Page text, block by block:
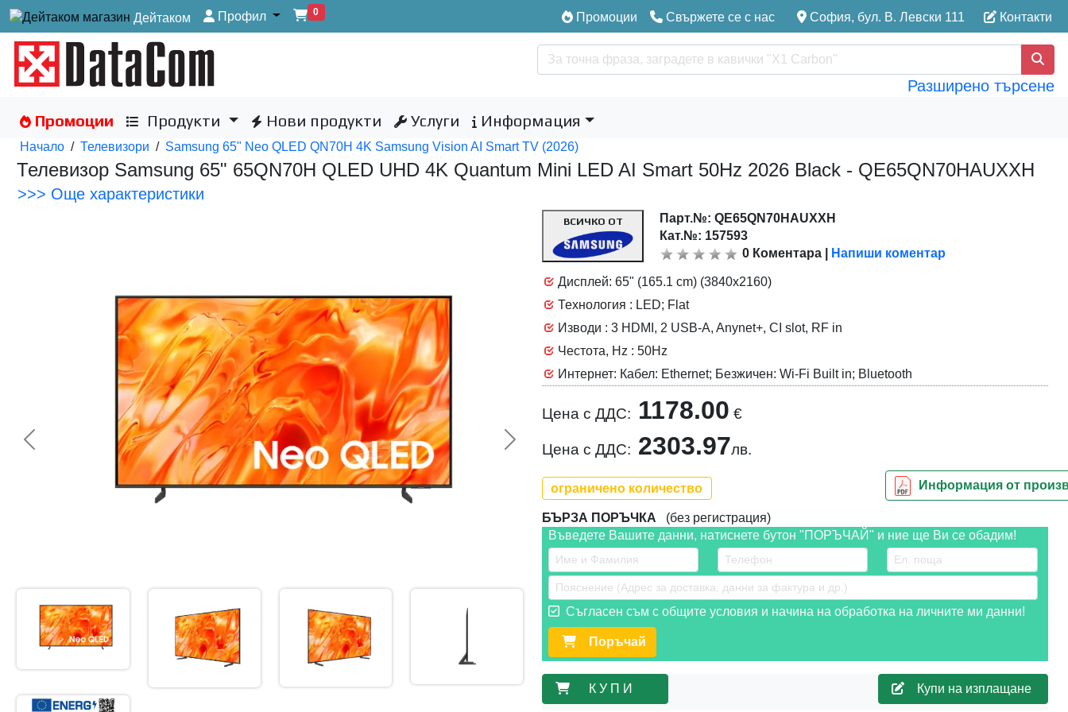
Дейтаком Профил 0 Промоции Свържете се с нас София, бул. В. Левски 111 Контакти
Разширено търсене
Промоции Продукти Нови продукти Услуги Информация
Начало / Телевизори / Samsung 65" Neo QLED QN70H 4K Samsung Vision AI Smart TV (2026)
Телевизор Samsung 65" 65QN70H QLED UHD 4K Quantum Mini LED AI Smart 50Hz 2026 Black - QE65QN70HAUXXH
>>> Още характеристики
<< Предишна Следваща >>
ВСИЧКО ОТ Парт.№: QE65QN70HAUXXH
Кат.№: 157593
0 Коментара Напиши коментар
Дисплей: 65" (165.1 cm) (3840x2160)
Технология : LED; Flat
Изводи : 3 HDMI, 2 USB-A, Anynet+, CI slot, RF in
Честота, Hz : 50Hz
Интернет: Кабел: Ethernet; Безжичен: Wi-Fi Built in; Bluetooth
Цена с ДДС: 1178.00 €
Цена с ДДС: 2303.97лв.
ограничено количество Информация от
БЪРЗА ПОРЪЧКА (без регистрация)
Въведете Вашите данни, натиснете бутон "ПОРЪЧАЙ" и ние ще Ви се обадим!
Съгласен съм с общите условия и начина на обработка на личните ми данни!
Поръчай
К У П И Купи на изплащане